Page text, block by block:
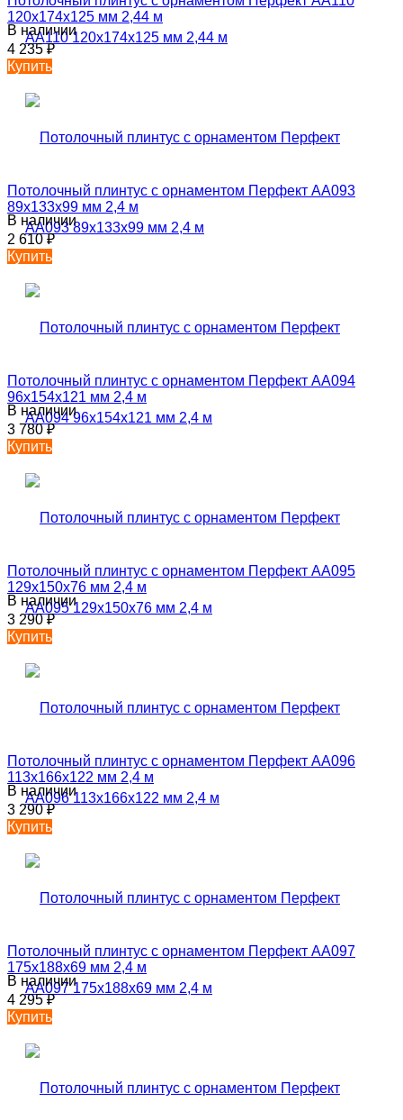
120х174х125 мм 2,44 м
В наличии
4 235₽
Купить
Потолочный плинтус с орнаментом Перфект AA093
89х133х99 мм 2,4 м
В наличии
2 610₽
Купить
Потолочный плинтус с орнаментом Перфект AA094
96х154х121 мм 2,4 м
В наличии
3 780₽
Купить
Потолочный плинтус с орнаментом Перфект AA095
129х150х76 мм 2,4 м
В наличии
3 290₽
Купить
Потолочный плинтус с орнаментом Перфект AA096
113х166х122 мм 2,4 м
В наличии
3 290₽
Купить
Потолочный плинтус с орнаментом Перфект AA097
175х188х69 мм 2,4 м
В наличии
4 295₽
Купить